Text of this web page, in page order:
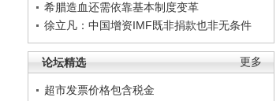
希腊造血还需依靠基本制度变革
徐立凡：中国增资IMF既非捐款也非无条件
更多
论坛精选
超市发票价格包含税金